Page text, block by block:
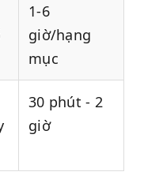
1-6
giờ/hạng
mục
30 phút - 2
giờ